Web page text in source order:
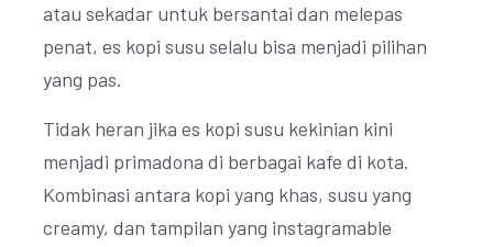
atau sekadar untuk bersantai dan melepas
penat, es kopi susu selalu bisa menjadi pilihan
yang pas.
Tidak heran jika es kopi susu kekinian kini
menjadi primadona di berbagai kafe di kota.
Kombinasi antara kopi yang khas, susu yang
creamy, dan tampilan yang instagramable